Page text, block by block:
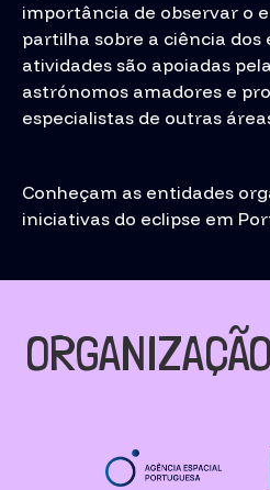
importância de observar o
partilha sobre a ciência dos
atividades são apoiadas
astrónomos amadores e
especialistas de outras
Conheçam as entidades
iniciativas do eclipse em
ORGANIZAÇÃO